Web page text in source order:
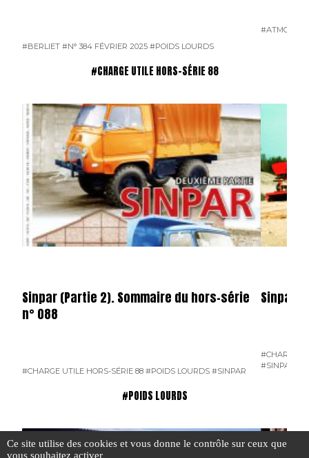
#BERLIET #N° 384 FÉVRIER 2025 #POIDS LOURDS
#CHARGE UTILE HORS-SÉRIE 88
Sinpar (Partie 2). Sommaire du hors-série
n° 088
#CHARGE UTILE HORS-SÉRIE 88 #POIDS LOURDS #SINPAR
Sinpar
#CHARGE
#SINPAR
#POIDS LOURDS
Ce site utilise des cookies et vous donne le contrôle sur ceux que
vous souhaitez activer